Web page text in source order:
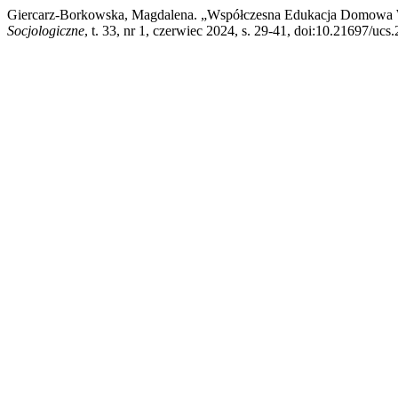
Giercarz-Borkowska, Magdalena. „Współczesna Edukacja
Socjologiczne, t. 33, nr 1, czerwiec 2024, s. 29-41, doi:10.21697/